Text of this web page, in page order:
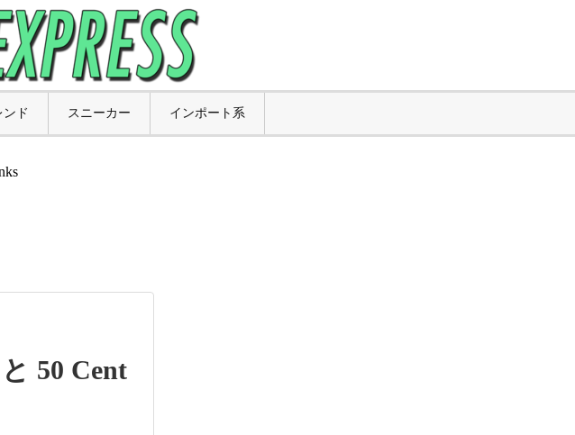
ンド スニーカー インポート系
50 Cent